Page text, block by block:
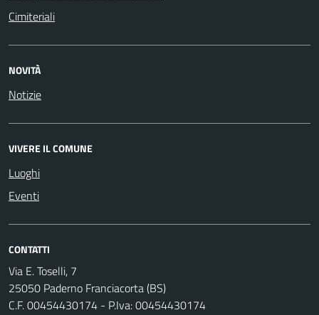
Cimiteriali
NOVITÀ
Notizie
VIVERE IL COMUNE
Luoghi
Eventi
CONTATTI
Via E. Toselli, 7
25050 Paderno Franciacorta (BS)
C.F. 00454430174 - P.Iva: 00454430174